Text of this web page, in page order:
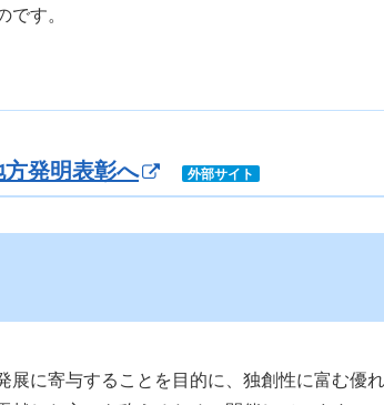
です。
発明表彰へ 外部サイト
展に寄与することを目的に、独創性に富む優